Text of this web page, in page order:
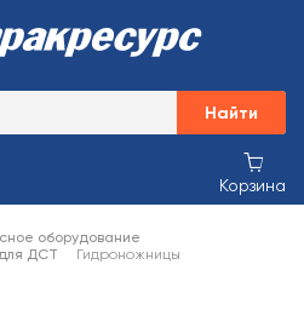
Найти
Корзина
оборудование
ДСТ
Гидроножницы